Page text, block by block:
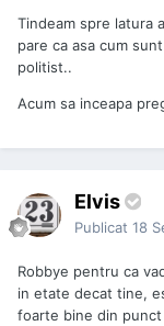
Tindeam spre latura
pare ca asa cum
politist..
Acum sa inceapa
Elvis
Publicat 18
Robbye pentru ca
in etate decat tine,
foarte bine din